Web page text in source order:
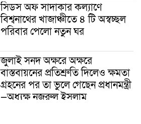
সিডস অফ সাদাকার কল্যাণে
বিশ্বনাথের খাজাঞ্চীতে ৪ টি অস্বচ্ছল
পরিবার পেলো নতুন ঘর
জুলাই সনদ অক্ষরে অক্ষরে
বাস্তবায়নের প্রতিশ্রুতি দিলেও ক্ষমতা
গ্রহনের পর তা ভুলে গেছেন প্রধানমন্ত্রী
—অধ্যক্ষ নজরুল ইসলাম